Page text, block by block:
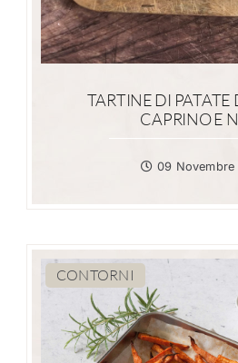
TARTINE DI PATATE
CAPRINO E
09 Novembre
CONTORNI